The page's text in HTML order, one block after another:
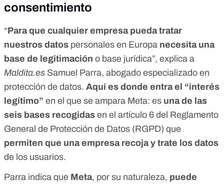
consentimiento
“Para que cualquier empresa pueda tratar
nuestros datos personales en Europa necesita una
base de legitimación o base jurídica”, explica a
Maldita.es Samuel Parra, abogado especializado en
protección de datos. Aquí es donde entra el “interés
legítimo” en el que se ampara Meta: es una de las
seis bases recogidas en el artículo 6 del Reglamento
General de Protección de Datos (RGPD) que
permiten que una empresa recoja y trate los datos
de los usuarios.
Parra indica que Meta, por su naturaleza, puede